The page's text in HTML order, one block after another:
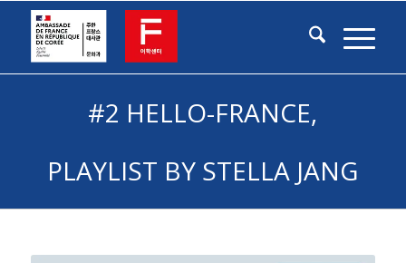
#2 HELLO-FRANCE,
PLAYLIST BY STELLA JANG